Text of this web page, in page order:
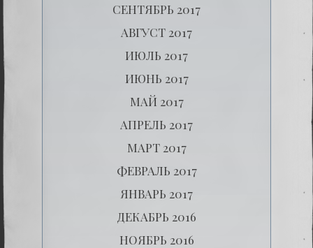
СЕНТЯБРЬ 2017
АВГУСТ 2017
ИЮЛЬ 2017
ИЮНЬ 2017
МАЙ 2017
АПРЕЛЬ 2017
МАРТ 2017
ФЕВРАЛЬ 2017
ЯНВАРЬ 2017
ДЕКАБРЬ 2016
НОЯБРЬ 2016